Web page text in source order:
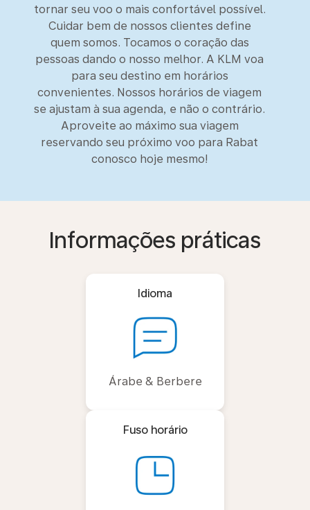
tornar seu voo o mais confortável possível.
Cuidar bem de nossos clientes define
quem somos. Tocamos o coração das
pessoas dando o nosso melhor. A KLM voa
para seu destino em horários
convenientes. Nossos horários de viagem
se ajustam à sua agenda, e não o contrário.
Aproveite ao máximo sua viagem
reservando seu próximo voo para Rabat
conosco hoje mesmo!
Informações práticas
Idioma
Árabe & Berbere
Fuso horário